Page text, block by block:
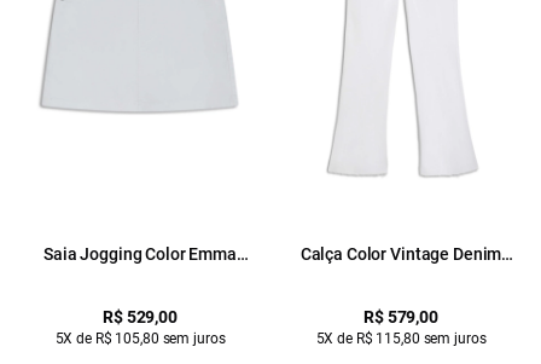
Saia Jogging Color Emma
R$ 529,00
5X de R$ 105,80 sem juros
Calça Color Vintage Denim
R$ 579,00
5X de R$ 115,80 sem juros